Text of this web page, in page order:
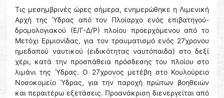
Τις μεσημβρινές ώρες σήμερα, ενημερώθηκε η Λιμενική
Αρχή της Ύδρας από τον Πλοίαρχο ενός επιβατηγού-
δρομολογιακού (Ε/Γ-Δ/Ρ) πλοίου προερχόμενου από το
Μετόχι Ερμιονίδας, για τον τραυματισμό ενός 27χρονου
ημεδαπού ναυτικού (ειδικότητας ναυτόπαιδα) στο δεξί
χέρι, κατά την προσπάθεια πρόσδεσης του πλοίου στο
λιμάνι της Ύδρας. Ο 27χρονος μετέβη στο Κουλούρειο
Νοσοκομείο Ύδρας, για την παροχή πρώτων βοηθειών
και περαιτέρω εξετάσεις. Προανάκριση διενεργείται από